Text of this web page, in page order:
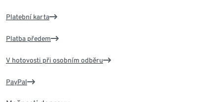
Platební karta
Platba předem
V hotovosti při osobním odběru
PayPal